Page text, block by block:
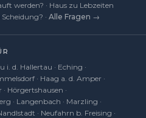
werden? · Haus zu Lebzeiten
· Alle Fragen →
i. d. Hallertau · Eching ·
· Haag a. d. Amper ·
· Hörgertshausen ·
· Langenbach · Marzling ·
· Neufahrn b. Freising ·